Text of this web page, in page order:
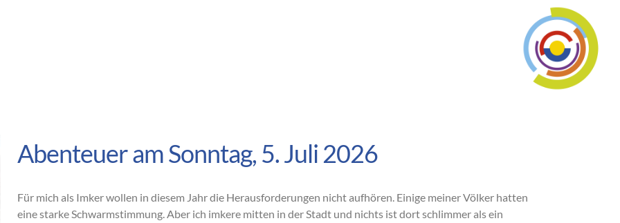
Abenteuer am Sonntag, 5. Juli 2026
Für mich als Imker wollen in diesem Jahr die Herausforderungen nicht aufhören. Einige meiner Völker hatten
eine starke Schwarmstimmung. Aber ich imkere mitten in der Stadt und nichts ist dort schlimmer als ein